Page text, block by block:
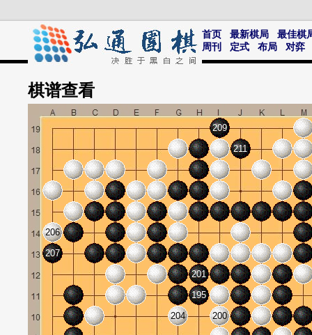
首页 最新棋局
最佳棋
周刊
定式 布局 对弈
棋谱查看
195
200
201
204
206
207
209
211